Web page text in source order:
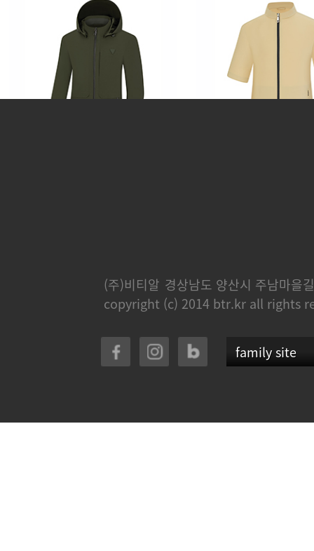
(주)비티알 경상남도 양산시 주남마을
copyright (c) 2014 btr.kr all rights
family site